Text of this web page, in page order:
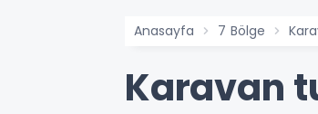
Anasayfa 7 Bölge
Karavan